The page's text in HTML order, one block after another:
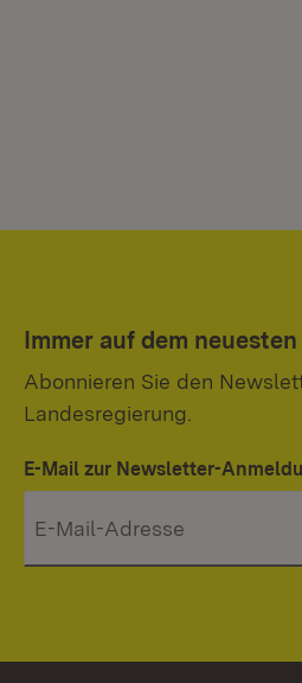
Immer auf dem
Abonnieren Sie den
Landesregierung.
E-Mail zur Newsletter-